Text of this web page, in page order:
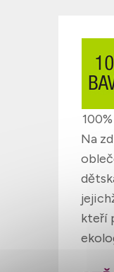
Na
kteří